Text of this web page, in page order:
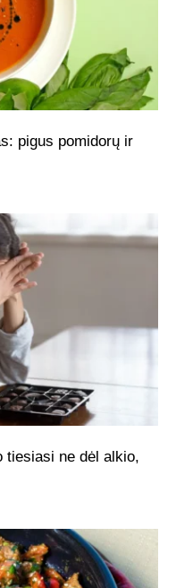
pigus pomidorų ir
tiesiasi ne dėl alkio,